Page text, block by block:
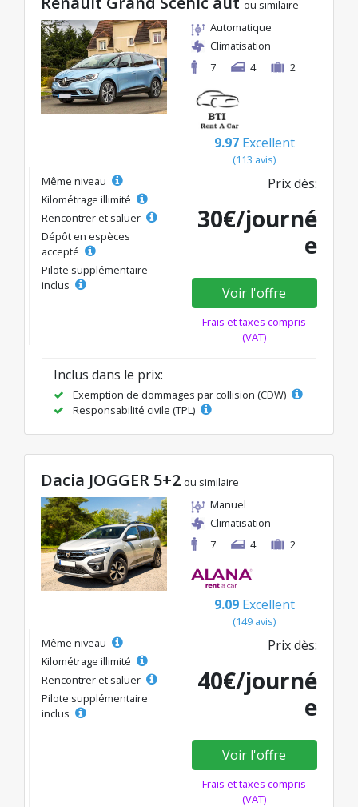
ou similaire
Automatique
Climatisation
7
4 2
9.97 Excellent
(113 avis)
Même niveau
Kilométrage illimité
Rencontrer et saluer
Dépôt en espèces
accepté
Pilote supplémentaire
inclus
Prix dès:
30€/journé
e
Voir l'offre
Frais et taxes compris
(VAT)
Inclus dans le prix:
Exemption de dommages par collision (CDW)
Responsabilité civile (TPL)
Dacia JOGGER 5+2 ou similaire
Manuel
Climatisation
7
4 2
9.09 Excellent
(149 avis)
Même niveau
Kilométrage illimité
Rencontrer et saluer
Pilote supplémentaire
inclus
Prix dès:
40€/journé
e
Voir l'offre
Frais et taxes compris
(VAT)